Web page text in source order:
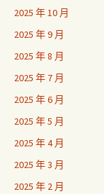
2025 年 10 月
2025 年 9 月
2025 年 8 月
2025 年 7 月
2025 年 6 月
2025 年 5 月
2025 年 4 月
2025 年 3 月
2025 年 2 月